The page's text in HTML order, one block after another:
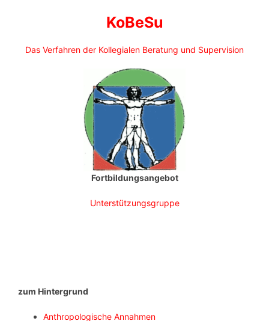
KoBeSu
Das Verfahren der Kollegialen Beratung und Supervision
Fortbildungsangebot
Unterstützungsgruppe
zum Hintergrund
Anthropologische Annahmen